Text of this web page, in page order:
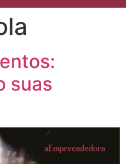
suas